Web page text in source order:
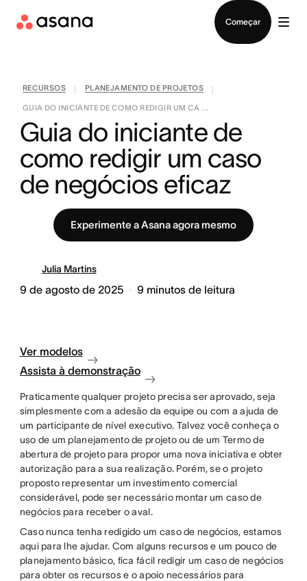
Começar
RECURSOS PLANEJAMENTO DE PROJETOS
GUIA DO INICIANTE DE COMO REDIGIR UM CA ...
Guia do iniciante de
como redigir um caso
de negócios eficaz
Experimente a Asana agora mesmo
Julia Martins
9 de agosto de 2025 9 minutos de leitura
Ver modelos
Assista à demonstração
Praticamente qualquer projeto precisa ser aprovado, seja
simplesmente com a adesão da equipe ou com a ajuda de
um participante de nível executivo. Talvez você conheça o
uso de um planejamento de projeto ou de um Termo de
abertura de projeto para propor uma nova iniciativa e obter
autorização para a sua realização. Porém, se o projeto
proposto representar um investimento comercial
considerável, pode ser necessário montar um caso de
negócios para receber o aval.
Caso nunca tenha redigido um caso de negócios, estamos
aqui para lhe ajudar. Com alguns recursos e um pouco de
planejamento básico, fica fácil redigir um caso de negócios
para obter os recursos e o apoio necessários para